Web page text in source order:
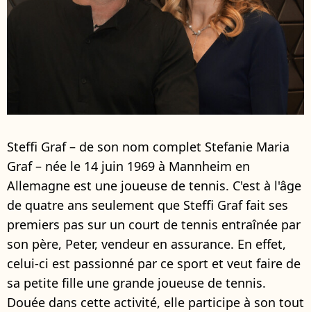
Steffi Graf – de son nom complet Stefanie Maria
Graf – née le 14 juin 1969 à Mannheim en
Allemagne est une joueuse de tennis. C'est à l'âge
de quatre ans seulement que Steffi Graf fait ses
premiers pas sur un court de tennis entraînée par
son père, Peter, vendeur en assurance. En effet,
celui-ci est passionné par ce sport et veut faire de
sa petite fille une grande joueuse de tennis.
Douée dans cette activité, elle participe à son tout